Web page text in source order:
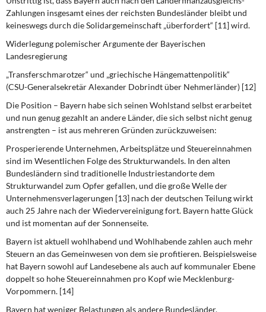
Zahlungen insgesamt eines der reichsten Bundesländer bleibt und
keineswegs durch die Solidargemeinschaft „überfordert“ [11] wird.
Widerlegung polemischer Argumente der Bayerischen
Landesregierung
„Transferschmarotzer“ und „griechische Hängemattenpolitik“
(CSU-Generalsekretär Alexander Dobrindt über Nehmerländer) [12]
Die Position – Bayern habe sich seinen Wohlstand selbst erarbeitet
und nun genug gezahlt an andere Länder, die sich selbst nicht genug
anstrengten – ist aus mehreren Gründen zurückzuweisen:
Prosperierende Unternehmen, Arbeitsplätze und Steuereinnahmen
sind im Wesentlichen Folge des Strukturwandels. In den alten
Bundesländern sind traditionelle Industriestandorte dem
Strukturwandel zum Opfer gefallen, und die große Welle der
Unternehmensverlagerungen [13] nach der deutschen Teilung wirkt
auch 25 Jahre nach der Wiedervereinigung fort. Bayern hatte Glück
und ist momentan auf der Sonnenseite.
Bayern ist aktuell wohlhabend und Wohlhabende zahlen auch mehr
Steuern an das Gemeinwesen von dem sie profitieren. Beispielsweise
hat Bayern sowohl auf Landesebene als auch auf kommunaler Ebene
doppelt so hohe Steuereinnahmen pro Kopf wie Mecklenburg-
Vorpommern. [14]
Bayern hat weniger Belastungen als andere Bundesländer.